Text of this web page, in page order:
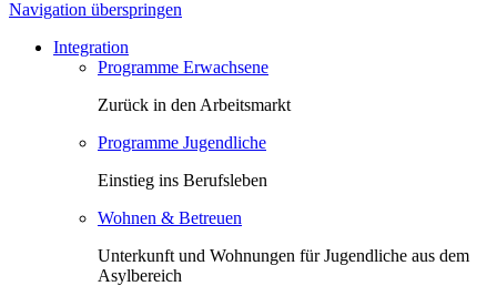
Navigation überspringen
Integration
Programme Erwachsene
Zurück in den Arbeitsmarkt
Programme Jugendliche
Einstieg ins Berufsleben
Wohnen & Betreuen
Unterkunft und Wohnungen für Jugendliche aus dem
Asylbereich